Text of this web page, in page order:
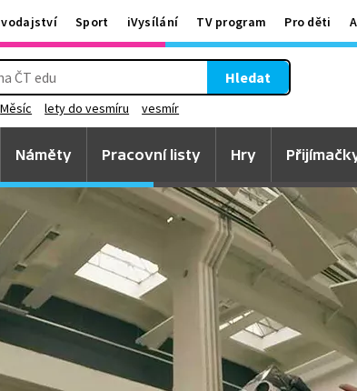
Sport iVysílání TV program Pro děti
Hledat
Měsíc lety do vesmíru vesmír
Náměty Pracovní listy Hry